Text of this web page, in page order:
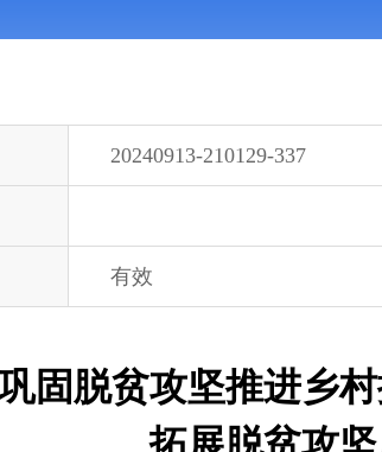
20240913-210129-337
有效
固脱贫攻坚推进乡
拓展脱贫攻